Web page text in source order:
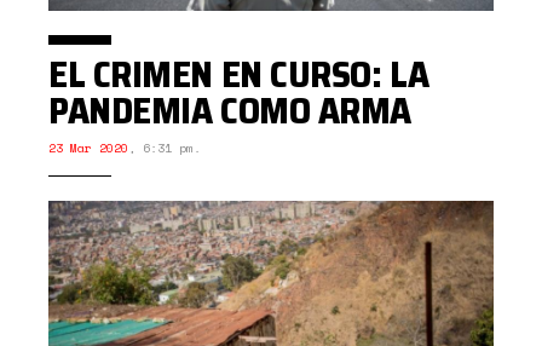
EL CRIMEN EN CURSO: LA
PANDEMIA COMO ARMA
23 Mar 2020 , 6:31 pm.